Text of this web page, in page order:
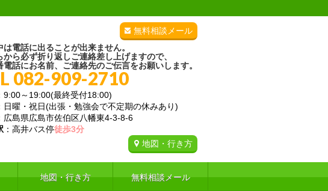
無料相談メール
は電話に出ることが出来ません。
から必ず折り返しご連絡差し上げますので、
電話にお名前、ご連絡先のご伝言をお願いします。
082-909-2710
9:00～19:00(最終受付18:00)
日曜・祝日(出張・勉強会で不定期の休みあり)
広島県広島市佐伯区八幡東4-3-8-6
：高井バス停徒歩3分
地図・行き方
地図・行き方 無料相談メール